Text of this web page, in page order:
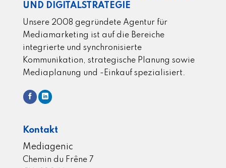
UND DIGITALSTRATEGIE
Unsere 2008 gegründete Agentur für
Mediamarketing ist auf die Bereiche
integrierte und synchronisierte
Kommunikation, strategische Planung sowie
Mediaplanung und -Einkauf spezialisiert.
Kontakt
Mediagenic
Chemin du Frêne 7